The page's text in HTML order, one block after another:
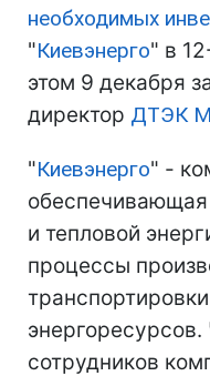
необходимых
"Киевэнерго" в
этом 9 декабря
директор ДТЭК
"Киевэнерго" -
обеспечивающая
и тепловой
процессы
сотрудников